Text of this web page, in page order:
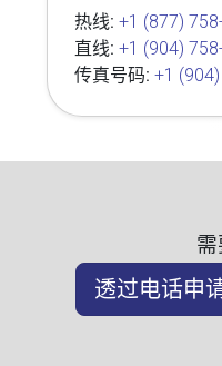
热线: +1 (877)
直线: +1 (904)
传真号码: +1
需
透过电话申